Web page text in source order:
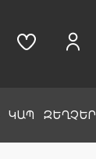
ԿԱՊ ԶԵՂՉԵՐ